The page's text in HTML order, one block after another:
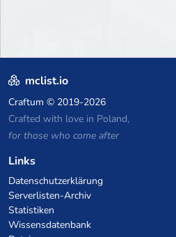
mclist.io
Craftum © 2019-2026
Crafted with love in Poland,
for those who come after
Links
Datenschutzerklärung
Serverlisten-Archiv
Statistiken
Wissensdatenbank